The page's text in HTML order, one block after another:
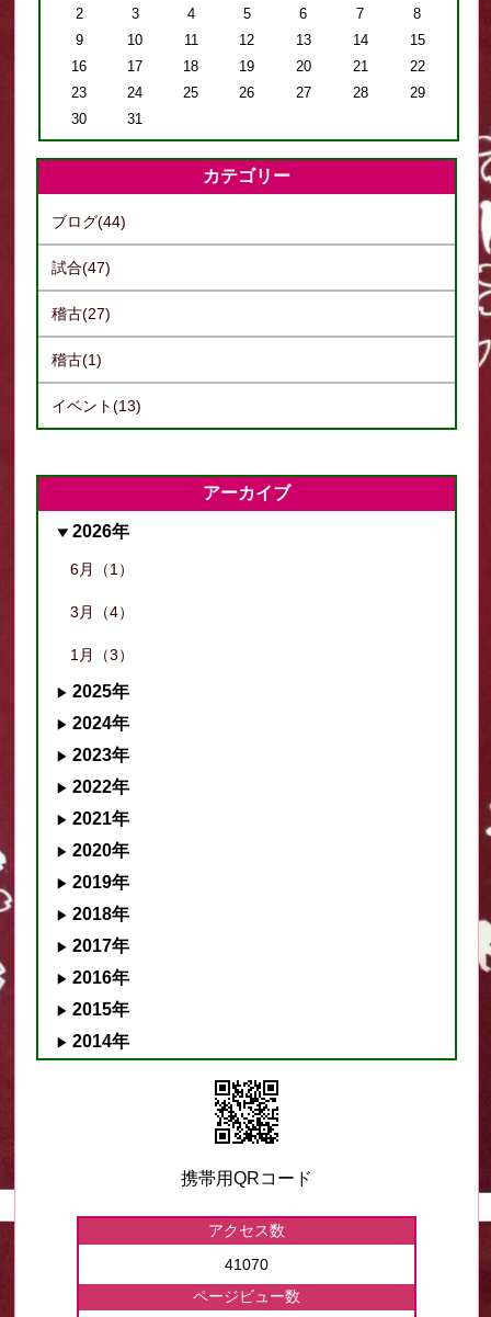
2
3 4 5 6 7
8
9
10 11 12 13 14
15
16
17 18 19 20 21
22
23
24 25 26 27 28
29
30
31
カテゴリー
ブログ(44)
試合(47)
稽古(27)
稽古(1)
イベント(13)
アーカイブ
2026年
6月（1）
3月（4）
1月（3）
2025年
2024年
2023年
2022年
2021年
2020年
2019年
2018年
2017年
2016年
2015年
2014年
携帯用QRコード
アクセス数
41070
ページビュー数